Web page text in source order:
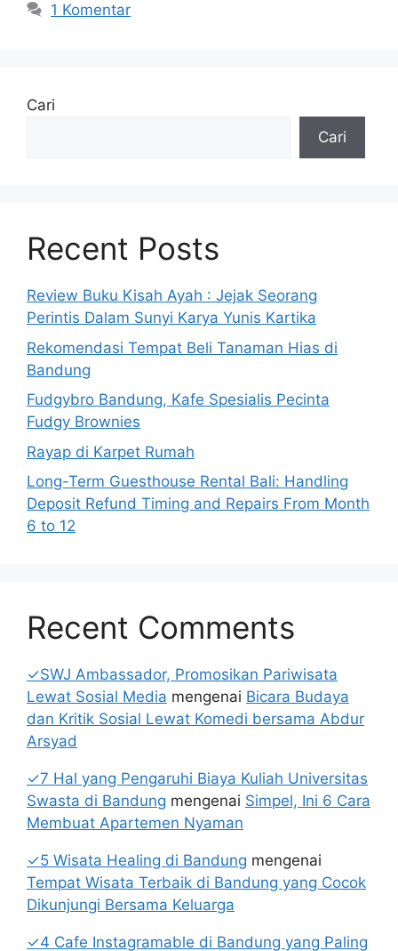
1 Komentar
Cari
Cari
Recent Posts
Review Buku Kisah Ayah : Jejak Seorang
Perintis Dalam Sunyi Karya Yunis Kartika
Rekomendasi Tempat Beli Tanaman Hias di
Bandung
Fudgybro Bandung, Kafe Spesialis Pecinta
Fudgy Brownies
Rayap di Karpet Rumah
Long-Term Guesthouse Rental Bali: Handling
Deposit Refund Timing and Repairs From Month
6 to 12
Recent Comments
✓SWJ Ambassador, Promosikan Pariwisata
Lewat Sosial Media mengenai Bicara Budaya
dan Kritik Sosial Lewat Komedi bersama Abdur
Arsyad
✓7 Hal yang Pengaruhi Biaya Kuliah Universitas
Swasta di Bandung mengenai Simpel, Ini 6 Cara
Membuat Apartemen Nyaman
✓5 Wisata Healing di Bandung mengenai
Tempat Wisata Terbaik di Bandung yang Cocok
Dikunjungi Bersama Keluarga
✓4 Cafe Instagramable di Bandung yang Paling